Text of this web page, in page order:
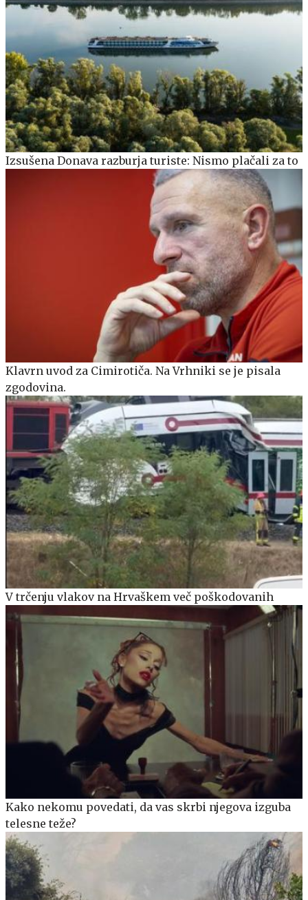
Izsušena Donava razburja turiste: Nismo plačali za to
Klavrn uvod za Cimirotiča. Na Vrhniki se je pisala
zgodovina.
V trčenju vlakov na Hrvaškem več poškodovanih
Kako nekomu povedati, da vas skrbi njegova izguba
telesne teže?